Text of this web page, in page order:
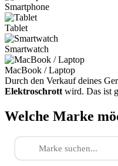
Smartphone
Tablet
Smartwatch
MacBook / Laptop
Durch den Verkauf deines
Elektroschrott wird. Das ist
Welche Marke